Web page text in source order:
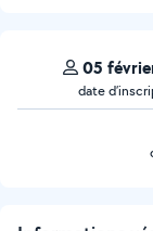
05
date